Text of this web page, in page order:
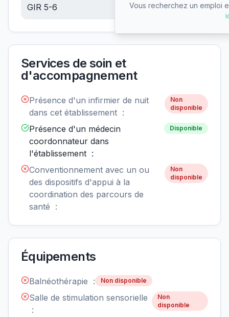
GIR 5-6 5.91€/jour
Services de soin et
d'accompagnement
Présence d'un infirmier de nuit
dans cet établissement :
Non
disponible
Présence d'un médecin
coordonnateur dans
l'établissement :
Disponible
Conventionnement avec un ou
des dispositifs d'appui à la
coordination des parcours de
santé :
Non
disponible
Équipements
Balnéothérapie : Non disponible
Salle de stimulation sensorielle
:
Non
disponible
Vous recherchez un emploi